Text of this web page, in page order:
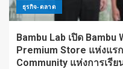
ธุรกิจ-ตลาด
Bambu Lab เปิด
Premium Store แห่งแร
Community แห่งการเรี